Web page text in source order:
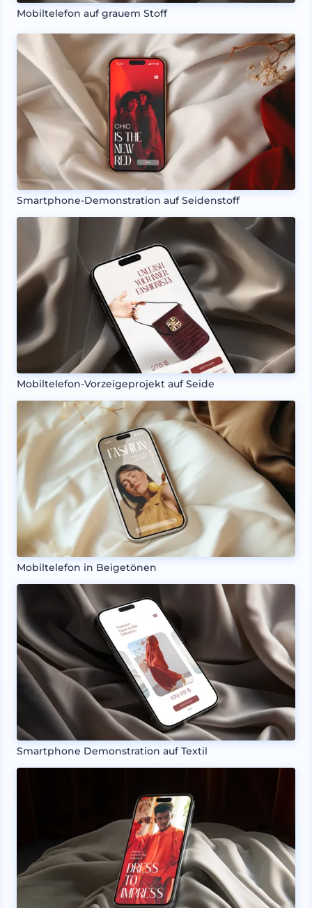
Mobiltelefon auf grauem Stoff
Smartphone-Demonstration auf Seidenstoff
Mobiltelefon-Vorzeigeprojekt auf Seide
Mobiltelefon in Beigetönen
Smartphone Demonstration auf Textil